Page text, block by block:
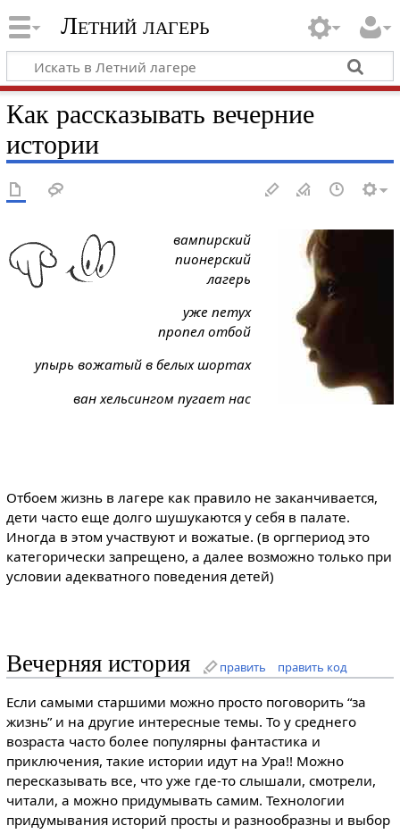
Летний лагерь
Как рассказывать вечерние
истории
вампирский
пионерский
лагерь
уже петух
пропел отбой
упырь вожатый в белых шортах
ван хельсингом пугает нас
Отбоем жизнь в лагере как правило не заканчивается,
дети часто еще долго шушукаются у себя в палате.
Иногда в этом участвуют и вожатые. (в оргпериод это
категорически запрещено, а далее возможно только при
условии адекватного поведения детей)
Вечерняя история править править код
Если самыми старшими можно просто поговорить “за
жизнь” и на другие интересные темы. То у среднего
возраста часто более популярны фантастика и
приключения, такие истории идут на Ура!! Можно
пересказывать все, что уже где-то слышали, смотрели,
читали, а можно придумывать самим. Технологии
придумывания историй просты и разнообразны и выбор